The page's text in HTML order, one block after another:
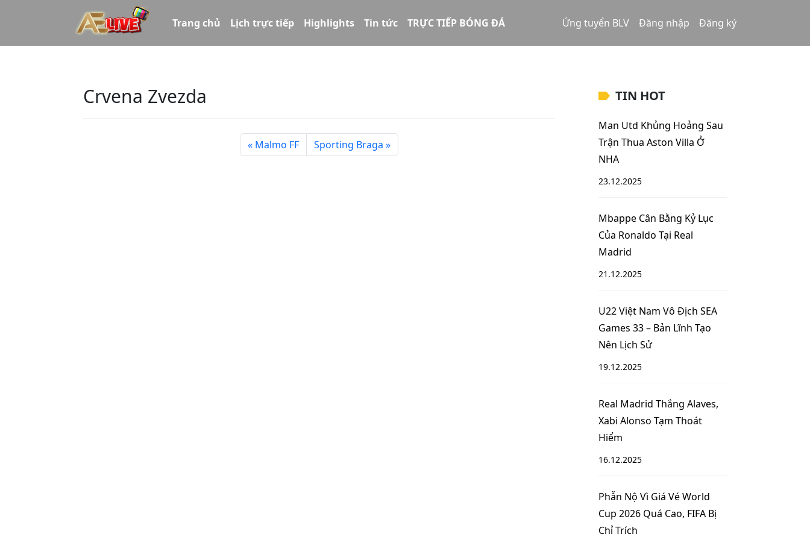
Trang chủ Lịch trực tiếp Highlights Tin tức TRỰC TIẾP BÓNG ĐÁ Ứng tuyển BLV Đăng nhập Đăng ký
Crvena Zvezda
Malmo FF Sporting Braga
TIN HOT
Man Utd Khủng Hoảng Sau
Trận Thua Aston Villa Ở
NHA
23.12.2025
Mbappe Cân Bằng Kỷ Lục
Của Ronaldo Tại Real
Madrid
21.12.2025
U22 Việt Nam Vô Địch SEA
Games 33 – Bản Lĩnh Tạo
Nên Lịch Sử
19.12.2025
Real Madrid Thắng Alaves,
Xabi Alonso Tạm Thoát
Hiểm
16.12.2025
Phẫn Nộ Vì Giá Vé World
Cup 2026 Quá Cao, FIFA Bị
Chỉ Trích